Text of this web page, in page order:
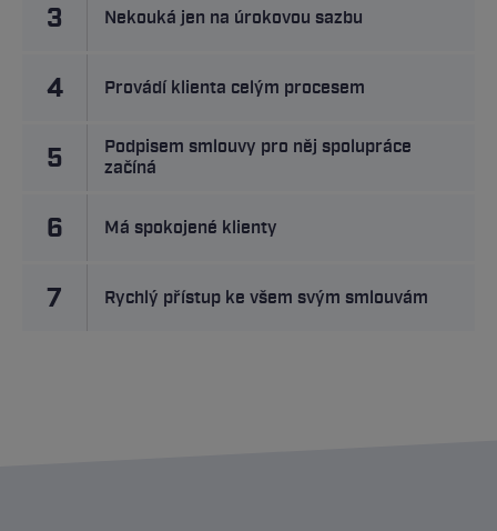
3 Nekouká jen na úrokovou sazbu
4 Provádí klienta celým procesem
5
Podpisem smlouvy pro něj spolupráce
začíná
6 Má spokojené klienty
7 Rychlý přístup ke všem svým smlouvám